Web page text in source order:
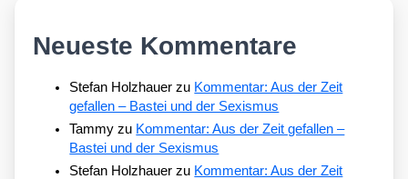
Neueste Kommentare
Stefan Holzhauer zu Kommentar: Aus der Zeit
gefallen – Bastei und der Sexismus
Tammy zu Kommentar: Aus der Zeit gefallen –
Bastei und der Sexismus
Stefan Holzhauer zu Kommentar: Aus der Zeit